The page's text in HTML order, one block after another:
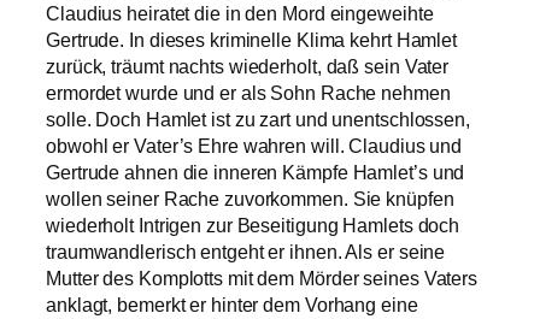
Claudius heiratet die in den Mord eingeweihte
Gertrude. In dieses kriminelle Klima kehrt Hamlet
zurück, träumt nachts wiederholt, daß sein Vater
ermordet wurde und er als Sohn Rache nehmen
solle. Doch Hamlet ist zu zart und unentschlossen,
obwohl er Vater’s Ehre wahren will. Claudius und
Gertrude ahnen die inneren Kämpfe Hamlet’s und
wollen seiner Rache zuvorkommen. Sie knüpfen
wiederholt Intrigen zur Beseitigung Hamlets doch
traumwandlerisch entgeht er ihnen. Als er seine
Mutter des Komplotts mit dem Mörder seines Vaters
anklagt, bemerkt er hinter dem Vorhang eine